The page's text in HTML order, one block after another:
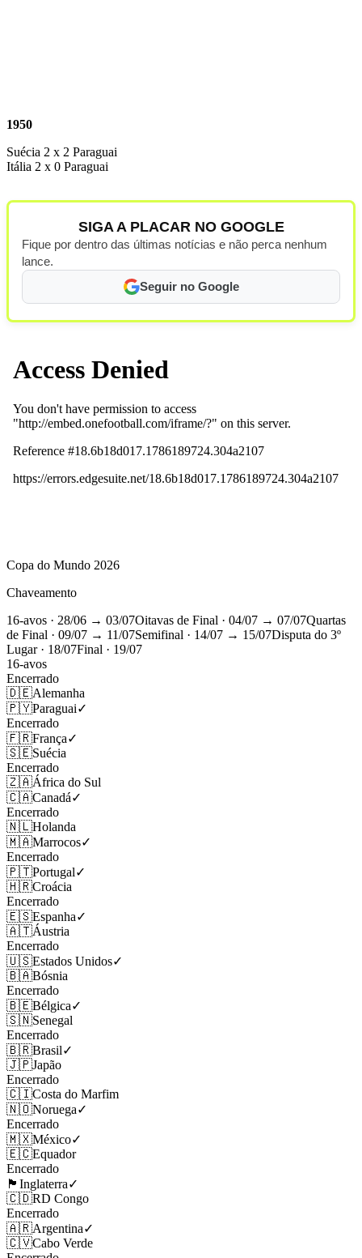
1950
Suécia 2 x 2 Paraguai
Itália 2 x 0 Paraguai
SIGA A PLACAR NO GOOGLE
Fique por dentro das últimas notícias e não perca nenhum
lance.
Seguir no Google
Copa do Mundo 2026
Chaveamento
16-avos · 28/06 → 03/07Oitavas de Final · 04/07 → 07/07Quartas
de Final · 09/07 → 11/07Semifinal · 14/07 → 15/07Disputa do 3º
Lugar· 18/07Final · 19/07
16-avos
Encerrado
🇩🇪Alemanha
🇵🇾Paraguai✓
Encerrado
🇫🇷França✓
🇸🇪Suécia
Encerrado
🇿🇦África do Sul
🇨🇦Canadá✓
Encerrado
🇳🇱Holanda
🇲🇦Marrocos✓
Encerrado
🇵🇹Portugal✓
🇭🇷Croácia
Encerrado
🇪🇸Espanha✓
🇦🇹Áustria
Encerrado
🇺🇸Estados Unidos✓
🇧🇦Bósnia
Encerrado
🇧🇪Bélgica✓
🇸🇳Senegal
Encerrado
🇧🇷Brasil✓
🇯🇵Japão
Encerrado
🇨🇮Costa do Marfim
🇳🇴Noruega✓
Encerrado
🇲🇽México✓
🇪🇨Equador
Encerrado
🏴󠁧󠁢󠁥󠁮󠁧󠁿 Inglaterra✓
🇨🇩RD Congo
Encerrado
🇦🇷Argentina✓
🇨🇻Cabo Verde